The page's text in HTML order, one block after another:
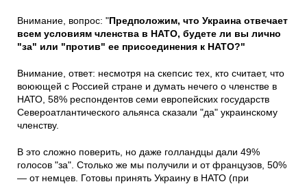
Внимание, вопрос: "Предположим, что Украина отвечает
всем условиям членства в НАТО, будете ли вы лично
"за" или "против" ее присоединения к НАТО?"
Внимание, ответ: несмотря на скепсис тех, кто считает, что
воюющей с Россией стране и думать нечего о членстве в
НАТО, 58% респондентов семи европейских государств
Североатлантического альянса сказали "да" украинскому
членству.
В это сложно поверить, но даже голландцы дали 49%
голосов "за". Столько же мы получили и от французов, 50%
— от немцев. Готовы принять Украину в НАТО (при